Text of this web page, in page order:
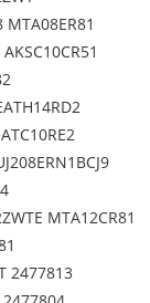
MTA12CR81
2477813